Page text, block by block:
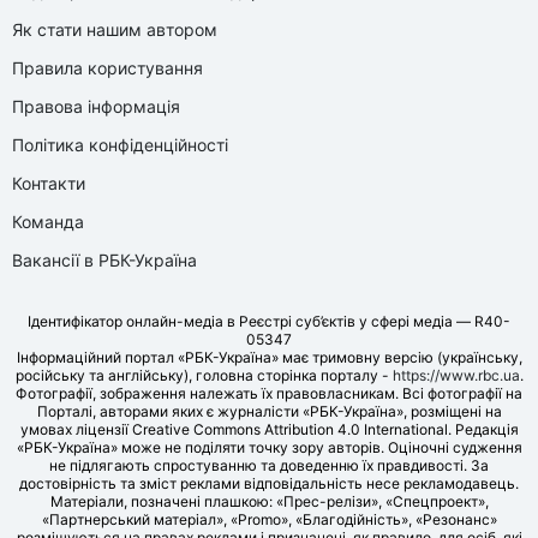
Як стати нашим автором
Правила користування
Правова інформація
Політика конфіденційності
Контакти
Команда
Вакансії в РБК-Україна
Ідентифікатор онлайн-медіа в Реєстрі суб’єктів у сфері медіа — R40-
05347
Інформаційний портал «РБК-Україна» має тримовну версію (українську,
російську та англійську), головна сторінка порталу - https://www.rbc.ua.
Фотографії, зображення належать їх правовласникам. Всі фотографії на
Порталі, авторами яких є журналісти «РБК-Україна», розміщені на
умовах ліцензії Creative Commons Attribution 4.0 International. Редакція
«РБК-Україна» може не поділяти точку зору авторів. Оціночні судження
не підлягають спростуванню та доведенню їх правдивості. За
достовірність та зміст реклами відповідальність несе рекламодавець.
Матеріали, позначені плашкою: «Прес-релізи», «Спецпроект»,
«Партнерський матеріал», «Promo», «Благодійність», «Резонанс»